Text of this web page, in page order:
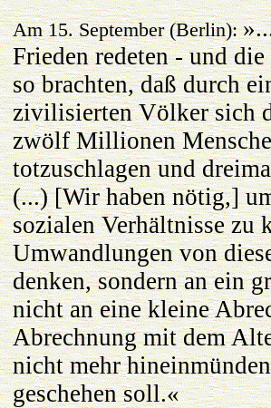
Am 15. September (Berlin):
Frieden redeten - und
so brachten, daß durch
zivilisierten Völker sich
zwölf Millionen
totzuschlagen und
(...) [Wir haben nötig,]
sozialen Verhältnisse zu
Umwandlungen von
denken, sondern an ein
nicht an eine kleine
Abrechnung mit dem
nicht mehr
geschehen soll.«